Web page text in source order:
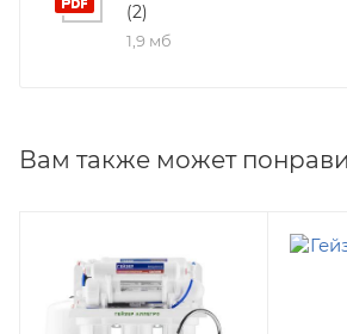
(2)
1,9 мб
Вам также может